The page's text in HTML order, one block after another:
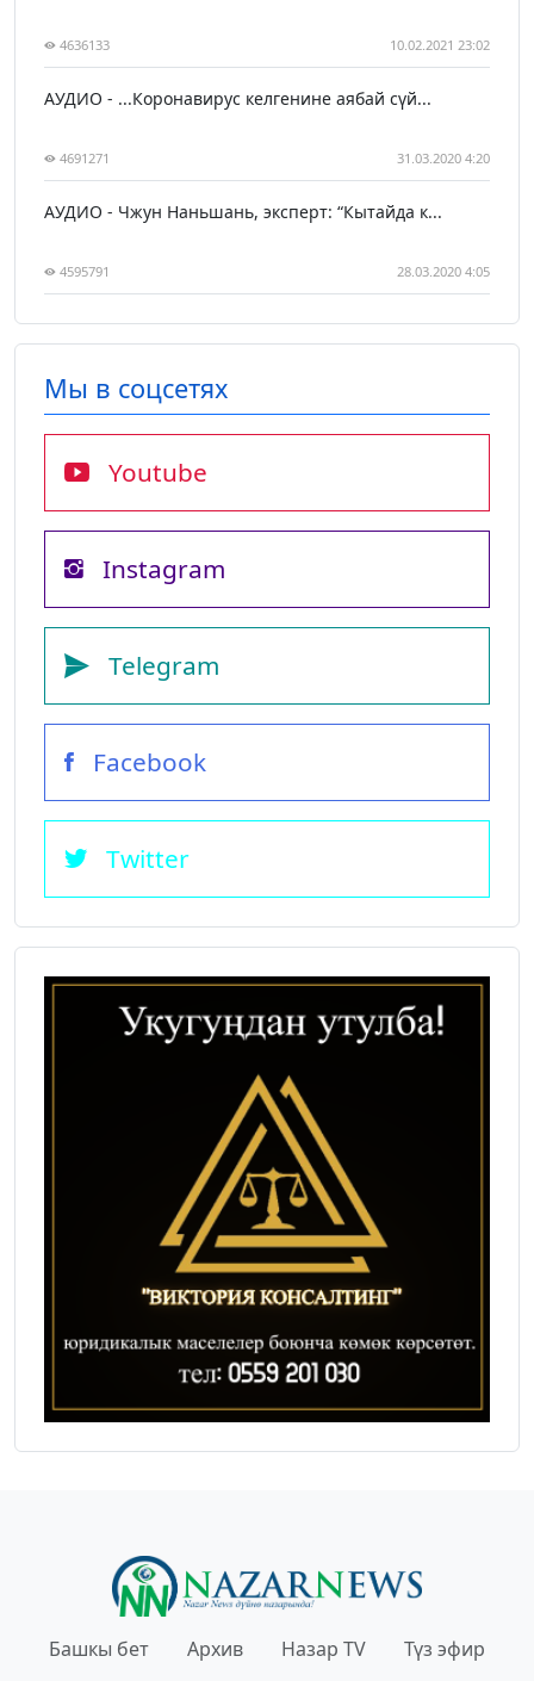
4636133 10.02.2021 23:02
АУДИО - ...Коронавирус келгенине аябай сүй...
4691271 31.03.2020 4:20
АУДИО - Чжун Наньшань, эксперт: “Кытайда к...
4595791 28.03.2020 4:05
Мы в соцсетях
Youtube
Instagram
Telegram
Facebook
Twitter
Башкы бет Архив Назар TV Түз эфир